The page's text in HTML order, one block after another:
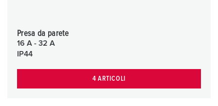
Presa da parete
16 A - 32 A
IP44
4 ARTICOLI